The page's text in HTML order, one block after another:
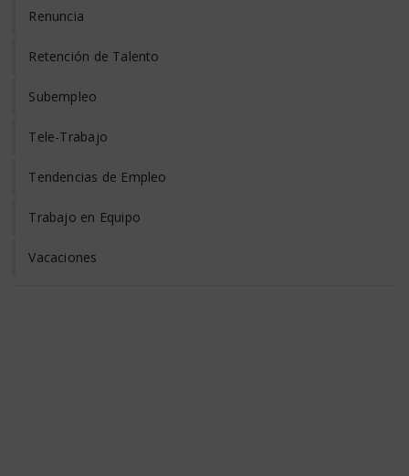
Renuncia
Retención de Talento
Subempleo
Tele-Trabajo
Tendencias de Empleo
Trabajo en Equipo
Vacaciones